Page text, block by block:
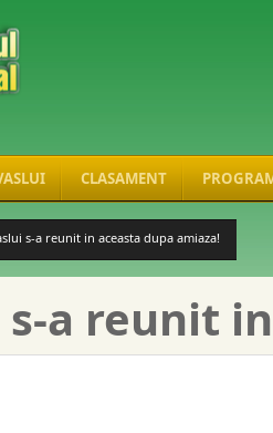
CLASAMENT
s-a reunit in aceasta dupa amiaza!
s-a reunit